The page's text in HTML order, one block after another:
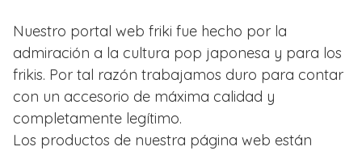
Nuestro portal web friki fue hecho por la
admiración a la cultura pop japonesa y para los
frikis. Por tal razón trabajamos duro para contar
con un accesorio de máxima calidad y
completamente legítimo.
Los productos de nuestra página web están